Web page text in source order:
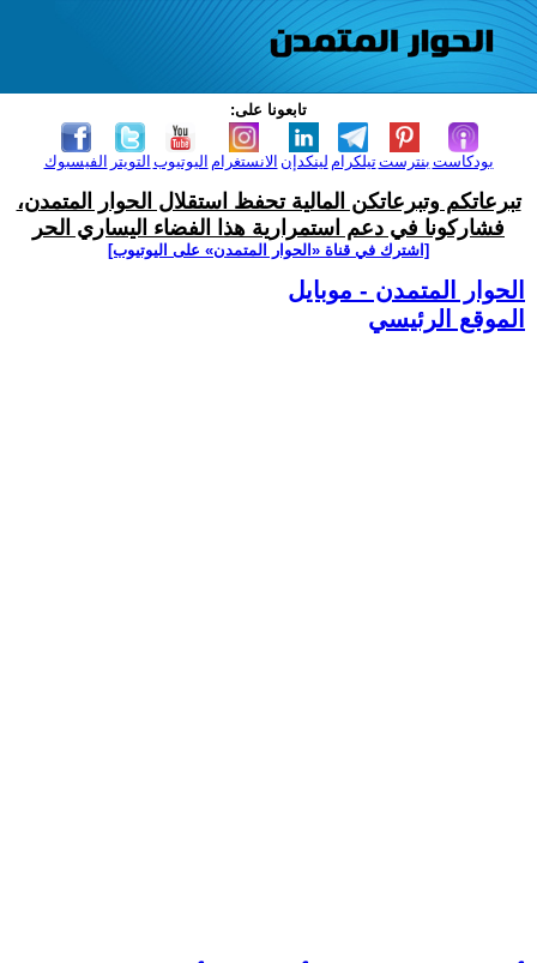
تابعونا على:
الفيسبوك التويتر اليوتيوب الانستغرام لينكدإن تيلكرامبنترست بودكاست
تبرعاتكم وتبرعاتكن المالية تحفظ استقلال الحوار المتمدن،
فشاركونا في دعم استمرارية هذا الفضاء اليساري الحر
[اشترك في قناة ‫«الحوار المتمدن» على اليوتيوب]
الحوار المتمدن - موبايل
الموقع الرئيسي